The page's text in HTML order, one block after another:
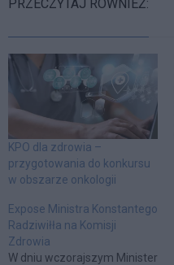
PRZECZYTAJ RÓWNIEŻ:
KPO dla zdrowia –
przygotowania do konkursu
w obszarze onkologii
Expose Ministra Konstantego
Radziwiłła na Komisji
Zdrowia
W dniu wczorajszym Minister